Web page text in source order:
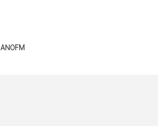
ANOFM